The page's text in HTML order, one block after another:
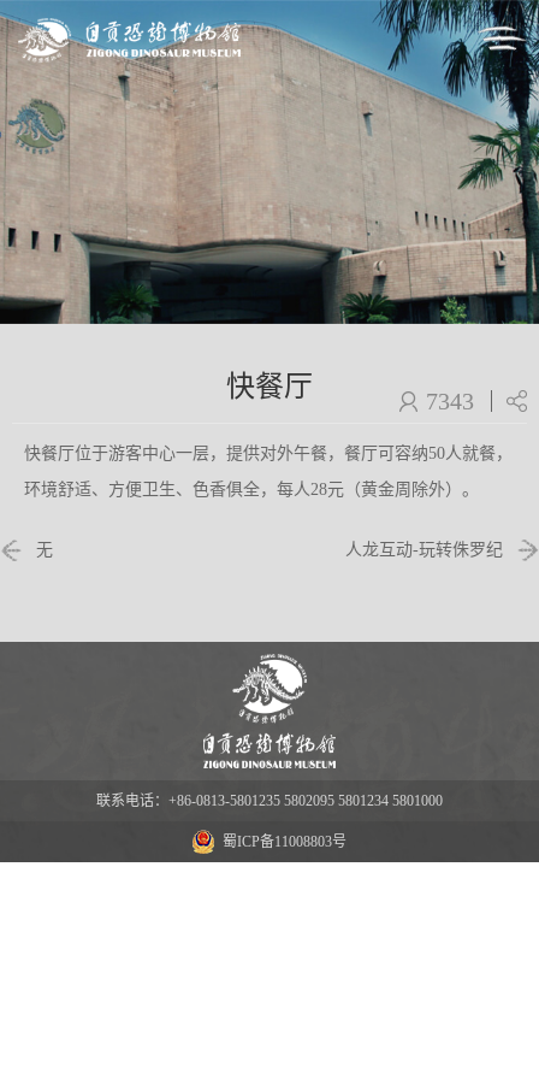
快餐厅 7343
快餐厅位于游客中心一层，提供对外午餐，餐厅可容纳50人就餐，
环境舒适、方便卫生、色香俱全，每人28元（黄金周除外）。
无 人龙互动-玩转侏罗纪
联系电话：+86-0813-5801235 5802095 5801234 5801000
蜀ICP备11008803号